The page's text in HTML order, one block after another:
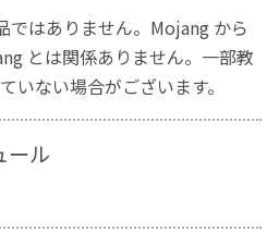
ではありません。Mojang から
とは関係ありません。一部教
いない場合がございます。
ール